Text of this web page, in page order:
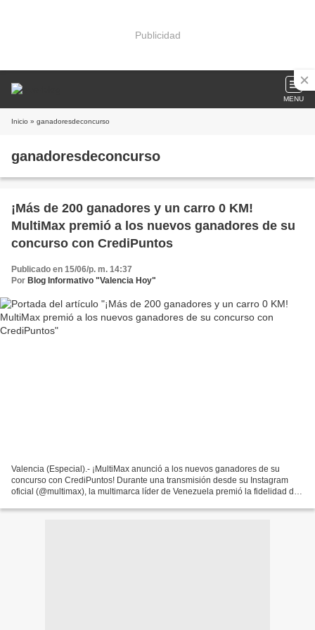
Publicidad
MENU
Inicio » ganadoresdeconcurso
ganadoresdeconcurso
¡Más de 200 ganadores y un carro 0 KM!
MultiMax premió a los nuevos ganadores de su
concurso con CrediPuntos
Publicado en 15/06/p. m. 14:37
Por Blog Informativo "Valencia Hoy"
Valencia (Especial).- ¡MultiMax anunció a los nuevos ganadores de su
concurso con CrediPuntos! Durante una transmisión desde su Instagram
oficial (@multimax), la multimarca líder de Venezuela premió la fidelidad de